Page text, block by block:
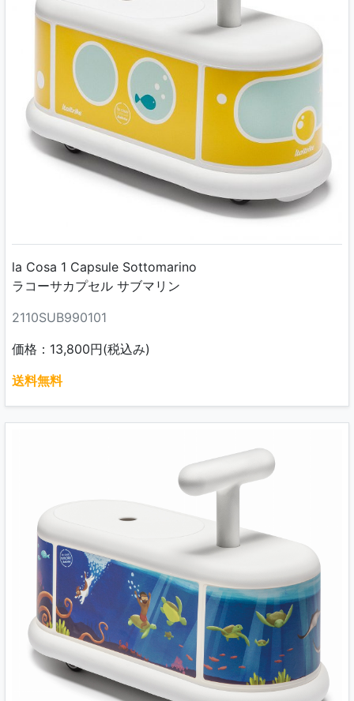
la Cosa 1 Capsule Sottomarino
ラコーサカプセル サブマリン
2110SUB990101
価格：13,800円(税込み)
送料無料